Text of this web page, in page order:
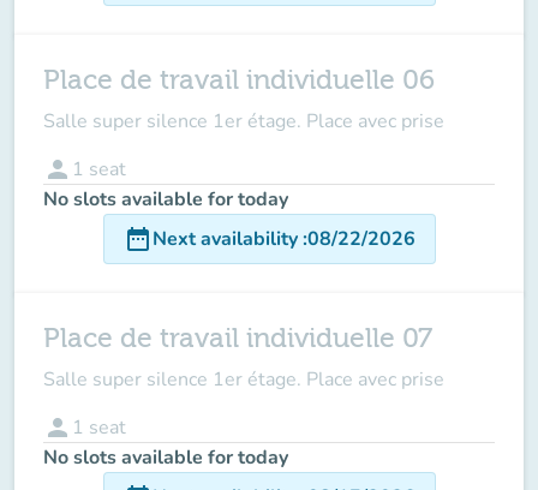
Place de travail individuelle 06
Salle super silence 1er étage. Place avec prise
person 1 seat
No slots available for today
date_rangeNext availability:08/22/2026
Place de travail individuelle 07
Salle super silence 1er étage. Place avec prise
person 1 seat
No slots available for today